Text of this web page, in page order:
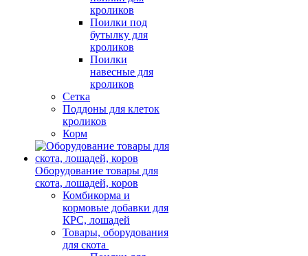
кроликов
Поилки под
бутылку для
кроликов
Поилки
навесные для
кроликов
Сетка
Поддоны для клеток
кроликов
Корм
Оборудование товары для
скота, лошадей, коров
Комбикорма и
кормовые добавки для
КРС, лошадей
Товары, оборудования
для скота